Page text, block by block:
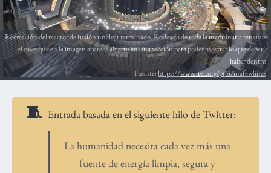
Recreación del reactor de fusión nuclear terminado. Rodeado de toda la maquinaria tenemos
elroscoque en la imagen aparece abierto en una sección para poder mostrar lo que debería
haber dentro.
Fuente:https://www.iter.org/proj/inafewlines.
Entrada basada en el siguiente hilo de Twitter:
La humanidad necesita cada vez más una
fuente de energía limpia, segura y